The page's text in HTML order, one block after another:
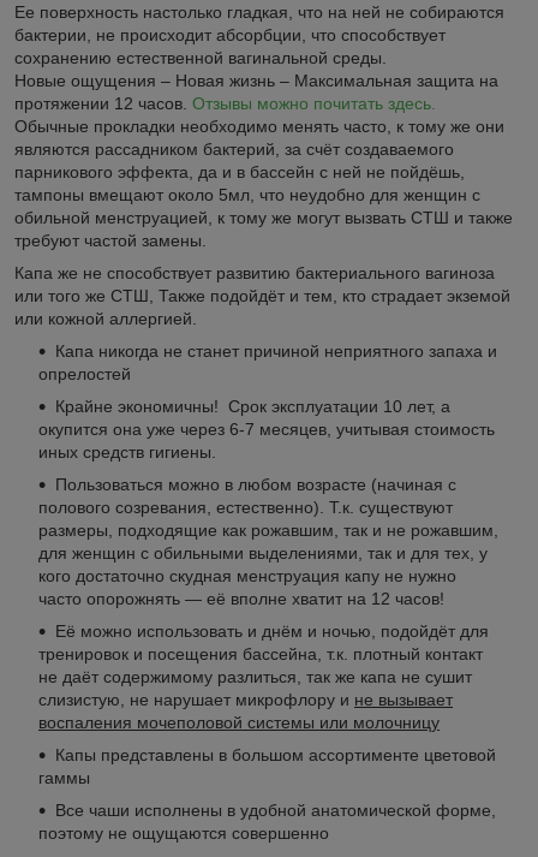
Ее поверхность настолько гладкая, что на ней не собираются
бактерии, не происходит абсорбции, что способствует
сохранению естественной вагинальной среды.
Новые ощущения – Новая жизнь – Максимальная защита на
протяжении 12 часов. Отзывы можно почитать здесь.
Обычные прокладки необходимо менять часто, к тому же они
являются рассадником бактерий, за счёт создаваемого
парникового эффекта, да и в бассейн с ней не пойдёшь,
тампоны вмещают около 5мл, что неудобно для женщин с
обильной менструацией, к тому же могут вызвать СТШ и также
требуют частой замены.
Капа же не способствует развитию бактериального вагиноза
или того же СТШ, Также подойдёт и тем, кто страдает экземой
или кожной аллергией.
Капа никогда не станет причиной неприятного запаха и
опрелостей
Крайне экономичны! Срок эксплуатации 10 лет, а
окупится она уже через 6-7 месяцев, учитывая стоимость
иных средств гигиены.
Пользоваться можно в любом возрасте (начиная с
полового созревания, естественно). Т.к. существуют
размеры, подходящие как рожавшим, так и не рожавшим,
для женщин с обильными выделениями, так и для тех, у
кого достаточно скудная менструация капу не нужно
часто опорожнять ― её вполне хватит на 12 часов!
Её можно использовать и днём и ночью, подойдёт для
тренировок и посещения бассейна, т.к. плотный контакт
не даёт содержимому разлиться, так же капа не сушит
слизистую, не нарушает микрофлору и не вызывает
воспаления мочеполовой системы или молочницу
Капы представлены в большом ассортименте цветовой
гаммы
Все чаши исполнены в удобной анатомической форме,
поэтому не ощущаются совершенно